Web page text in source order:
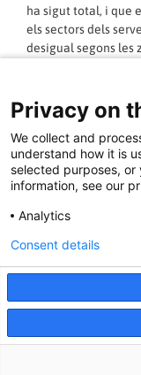
ha sigut total, i que
els sectors dels
desigual segons les
01/04/2012 - 02:18:00
Privacy on
We collect and
understand how it is
selected purposes, or
information, see our
Analytics
Consent details